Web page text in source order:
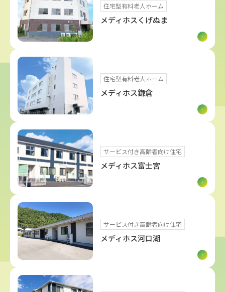
住宅型有料老人ホーム
メディホスくげぬま
住宅型有料老人ホーム
メディホス鎌倉
サービス付き高齢者向け住宅
メディホス富士宮
サービス付き高齢者向け住宅
メディホス河口湖